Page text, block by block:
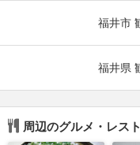
福井市
福井県
周辺のグルメ・レス